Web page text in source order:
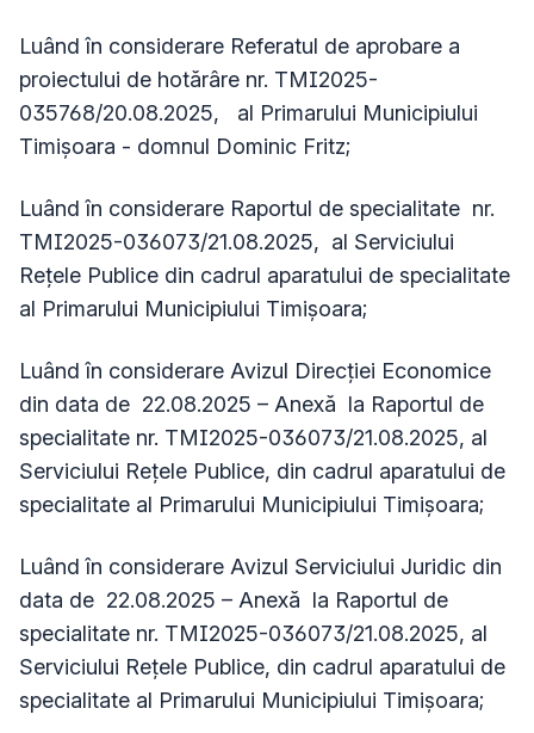
Luând în considerare Referatul de aprobare a
proiectului de hotărâre nr. TMI2025-
035768/20.08.2025, al Primarului Municipiului
Timişoara - domnul Dominic Fritz;
Luând în considerare Raportul de specialitate nr.
TMI2025-036073/21.08.2025, al Serviciului
Rețele Publice din cadrul aparatului de specialitate
al Primarului Municipiului Timișoara;
Luând în considerare Avizul Direcţiei Economice
din data de 22.08.2025 – Anexă la Raportul de
specialitate nr. TMI2025-036073/21.08.2025, al
Serviciului Rețele Publice, din cadrul aparatului de
specialitate al Primarului Municipiului Timișoara;
Luând în considerare Avizul Serviciului Juridic din
data de 22.08.2025 – Anexă la Raportul de
specialitate nr. TMI2025-036073/21.08.2025, al
Serviciului Rețele Publice, din cadrul aparatului de
specialitate al Primarului Municipiului Timișoara;